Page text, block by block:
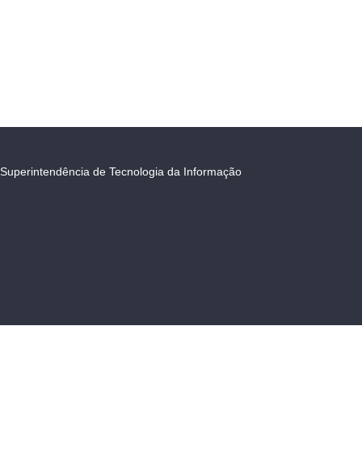
Superintendência de Tecnologia da Informação